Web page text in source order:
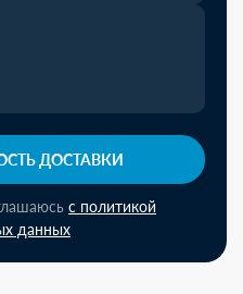
ДОСТАВКИ
с политикой
данных